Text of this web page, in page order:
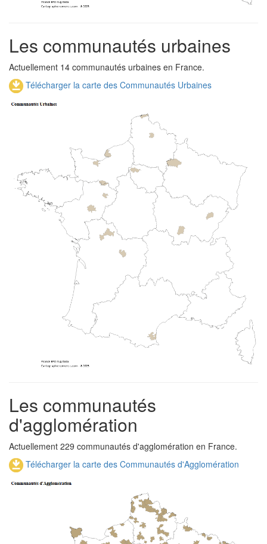
Les communautés urbaines
Actuellement 14 communautés urbaines en France.
Télécharger la carte des Communautés Urbaines
Les communautés
d'agglomération
Actuellement 229 communautés d'agglomération en France.
Télécharger la carte des Communautés d'Agglomération